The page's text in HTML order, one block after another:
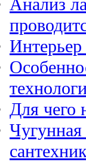
Анализ
Интерьер
Для чего
Чугунная